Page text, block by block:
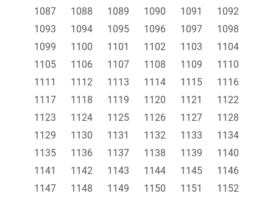
1087
1088 1089 1090 1091
1092
1093
1094 1095 1096 1097
1098
1099
1100 1101 1102 1103
1104
1105
1106 1107 1108 1109
1110
1111
1112 1113 1114 1115
1116
1117
1118 1119 1120 1121
1122
1123
1124 1125 1126 1127
1128
1129
1130 1131 1132 1133
1134
1135
1136 1137 1138 1139
1140
1141
1142 1143 1144 1145
1146
1147
1148 1149 1150 1151 1152